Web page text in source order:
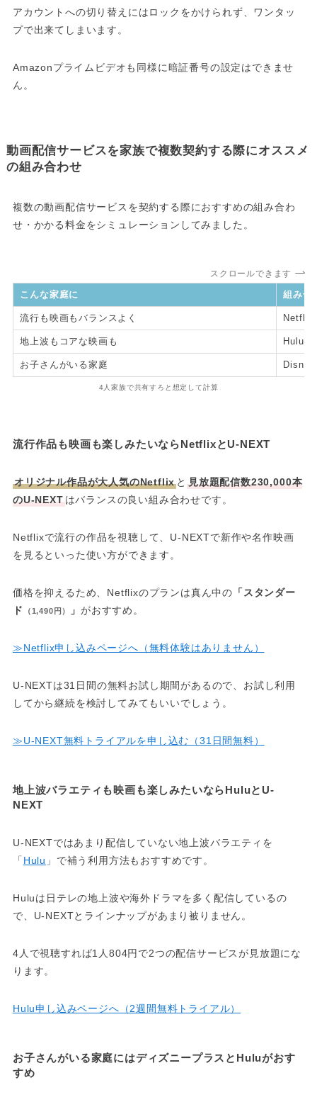
アカウントへの切り替えにはロックをかけられず、ワンタッ
プで出来てしまいます。
Amazonプライムビデオも同様に暗証番号の設定はできませ
ん。
動画配信サービスを家族で複数契約する際にオススメ
の組み合わせ
複数の動画配信サービスを契約する際におすすめの組み合わ
せ・かかる料金をシミュレーションしてみました。
スクロールできます
こんな家庭に 組み合
流行も映画もバランスよく Netflix
地上波もコアな映画も Huluと
お子さんがいる家庭
4人家族で共有すろと想定して計算
流行作品も映画も楽しみたいならNetflixとU-NEXT
オリジナル作品が大人気のNetflix と 見放題配信数230,000本
のU-NEXT はバランスの良い組み合わせです。
Netflixで流行の作品を視聴して、U-NEXTで新作や名作映画
を見るといった使い方ができます。
価格を抑えるため、Netflixのプランは真ん中の 「スタンダー
ド
（1,490円） 」 がおすすめ。
≫Netflix申し込みページへ（無料体験はありません）
U-NEXTは31日間の無料お試し期間があるので、お試し利用
してから継続を検討してみてもいいでしょう。
≫U-NEXT無料トライアルを申し込む（31日間無料）
地上波バラエティも映画も楽しみたいならHuluとU-
NEXT
U-NEXTではあまり配信していない地上波バラエティを
「 Hulu 」で補う利用方法もおすすめです。
Huluは日テレの地上波や海外ドラマを多く配信しているの
で、U-NEXTとラインナップがあまり被りません。
4人で視聴すれば1人804円で2つの配信サービスが見放題にな
ります。
Hulu申し込みページへ（2週間無料トライアル）
お子さんがいる家庭にはディズニープラスとHuluがおす
すめ